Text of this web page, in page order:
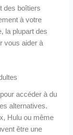
des boîtiers
à votre
la plupart des
vous aider à
accéder à du
alternatives.
Hulu ou même
être une